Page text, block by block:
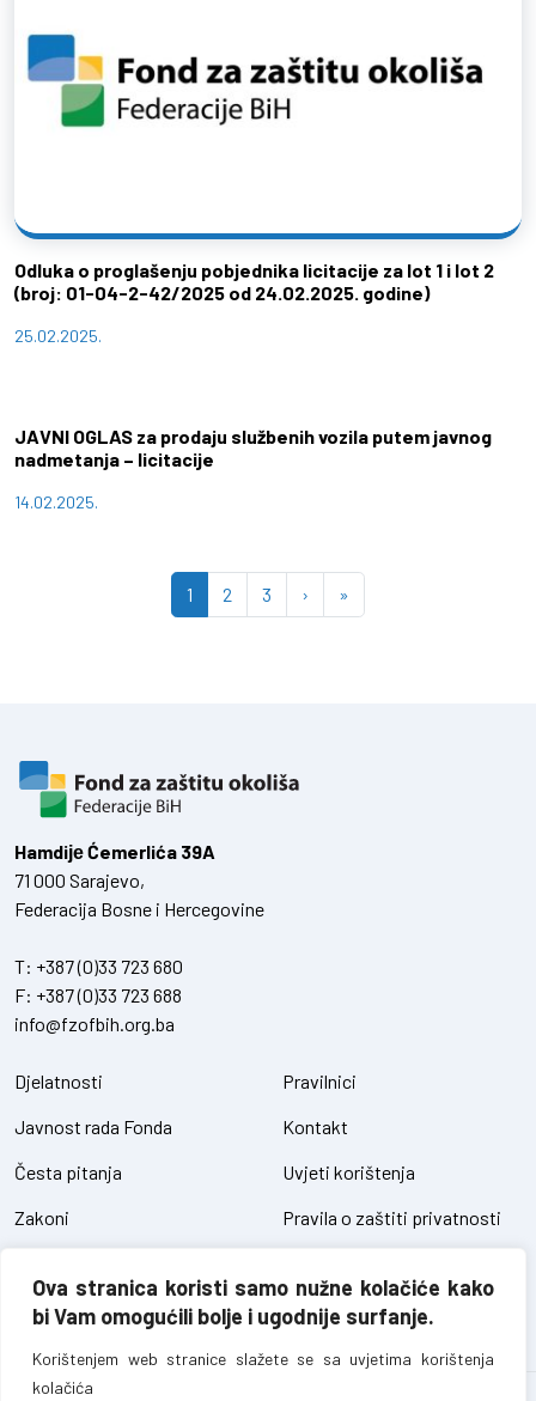
Ova stranica koristi samo nužne kolačiće kako
bi Vam omogućili bolje i ugodnije surfanje.
Korištenjem web stranice slažete se sa uvjetima korištenja
kolačića
Odluka o proglašenju pobjednika licitacije za lot 1 i lot 2
(broj: 01-04-2-42/2025 od 24.02.2025. godine)
25.02.2025.
JAVNI OGLAS za prodaju službenih vozila putem javnog
nadmetanja – licitacije
14.02.2025.
Current Page
1 Page
2 Page
3 › »
Hamdiје Ćemerlića 39A
71 000 Sarajevo,
Federacija Bosne i Hercegovine
T: +387 (0)33 723 680
F: +387 (0)33 723 688
info@fzofbih.org.ba
Djelatnosti
Javnost rada Fonda
Česta pitanja
Zakoni
Pravilnici
Kontakt
Uvjeti korištenja
Pravila o zaštiti privatnosti
Pristup informacijama